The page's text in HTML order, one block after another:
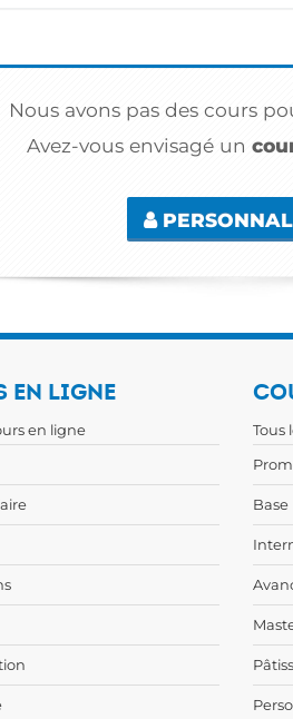
Nous avons pas des cours
Avez-vous envisagé un
EN LIGNE
en ligne
Tous
Base